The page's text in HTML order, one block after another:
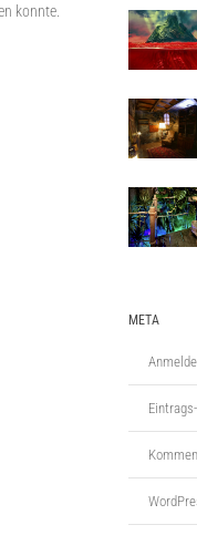
konnte.
META